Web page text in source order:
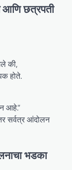
आणि छत्रपती
की,
होते.
आहे.”
सर्वत्र आंदोलन
भडका